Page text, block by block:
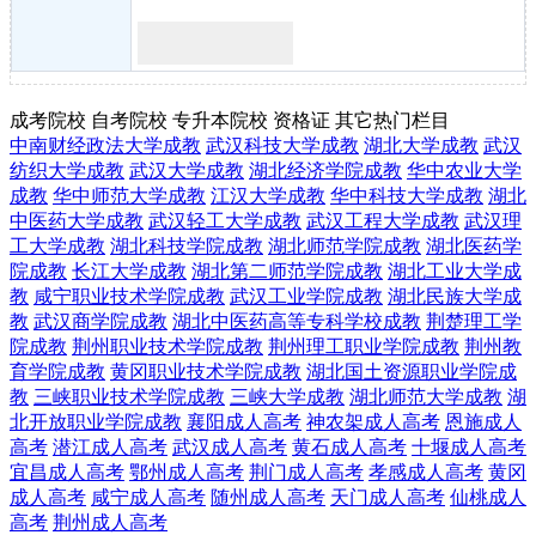
成考院校 自考院校 专升本院校 资格证 其它热门栏目
中南财经政法大学成教 武汉科技大学成教 湖北大学成教 武汉
纺织大学成教 武汉大学成教 湖北经济学院成教 华中农业大学
成教 华中师范大学成教 江汉大学成教 华中科技大学成教 湖北
中医药大学成教 武汉轻工大学成教 武汉工程大学成教 武汉理
工大学成教 湖北科技学院成教 湖北师范学院成教 湖北医药学
院成教 长江大学成教 湖北第二师范学院成教 湖北工业大学成
教 咸宁职业技术学院成教 武汉工业学院成教 湖北民族大学成
教 武汉商学院成教 湖北中医药高等专科学校成教 荆楚理工学
院成教 荆州职业技术学院成教 荆州理工职业学院成教 荆州教
育学院成教 黄冈职业技术学院成教 湖北国土资源职业学院成
教 三峡职业技术学院成教 三峡大学成教 湖北师范大学成教 湖
北开放职业学院成教 襄阳成人高考 神农架成人高考 恩施成人
高考 潜江成人高考 武汉成人高考 黄石成人高考 十堰成人高考
宜昌成人高考 鄂州成人高考 荆门成人高考 孝感成人高考 黄冈
成人高考 咸宁成人高考 随州成人高考 天门成人高考 仙桃成人
高考 荆州成人高考